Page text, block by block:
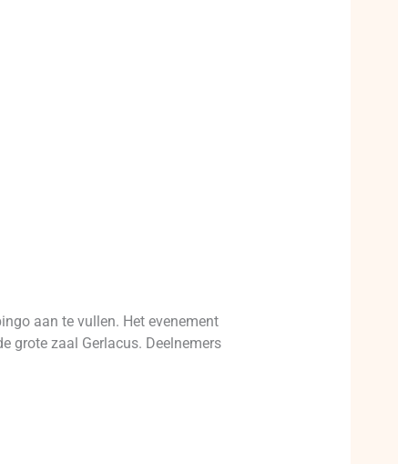
aan te vullen. Het evenement
grote zaal Gerlacus. Deelnemers